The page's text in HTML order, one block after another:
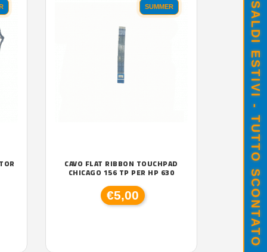
SUMMER
CAVO FLAT RIBBON TOUCHPAD
CHICAGO 156 TP PER HP 630
€5,00
SALDI ESTIVI - TUTTO SCONTATO